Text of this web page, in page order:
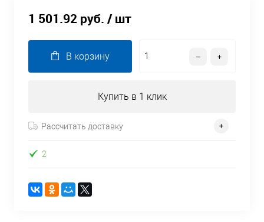
1 501.92 руб. / шт
В корзину
Купить в 1 клик
Рассчитать доставку
2